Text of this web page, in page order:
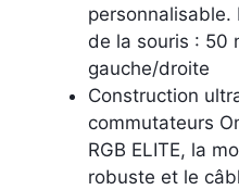
de la souris : 50
gauche/droite
Construction
commutateurs
RGB ELITE, la
robuste et le